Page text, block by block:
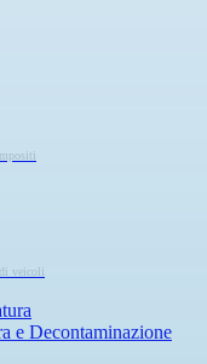
veicoli
e Decontaminazione